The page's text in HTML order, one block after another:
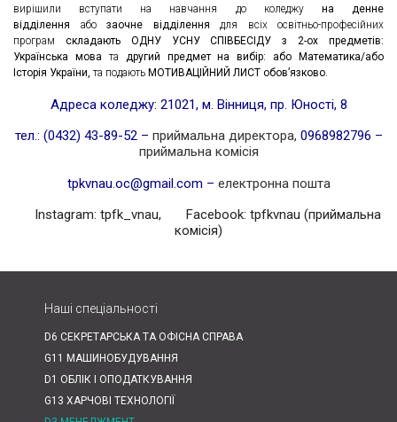
вирішили вступати на навчання до коледжу на денне
відділення або заочне відділення для всіх освітньо-професійних
програм складають ОДНУ УСНУ СПІВБЕСІДУ з 2-ох предметів:
Українська мова та другий предмет на вибір: або Математика/або
Історія України, та подають МОТИВАЦІЙНИЙ ЛИСТ обов’язково.
Адреса коледжу: 21021, м. Вінниця, пр. Юності, 8
тел.: (0432) 43-89-52 – приймальна директора, 0968982796 –
приймальна комісія
tpkvnau.oc@gmail.com – електронна пошта
Instagram: tpfk_vnau, Facebook: tpfkvnau (приймальна
комісія)
Наші спеціальності
D6 СЕКРЕТАРСЬКА ТА ОФІСНА СПРАВА
G11 МАШИНОБУДУВАННЯ
D1 ОБЛІК І ОПОДАТКУВАННЯ
G13 ХАРЧОВІ ТЕХНОЛОГІЇ